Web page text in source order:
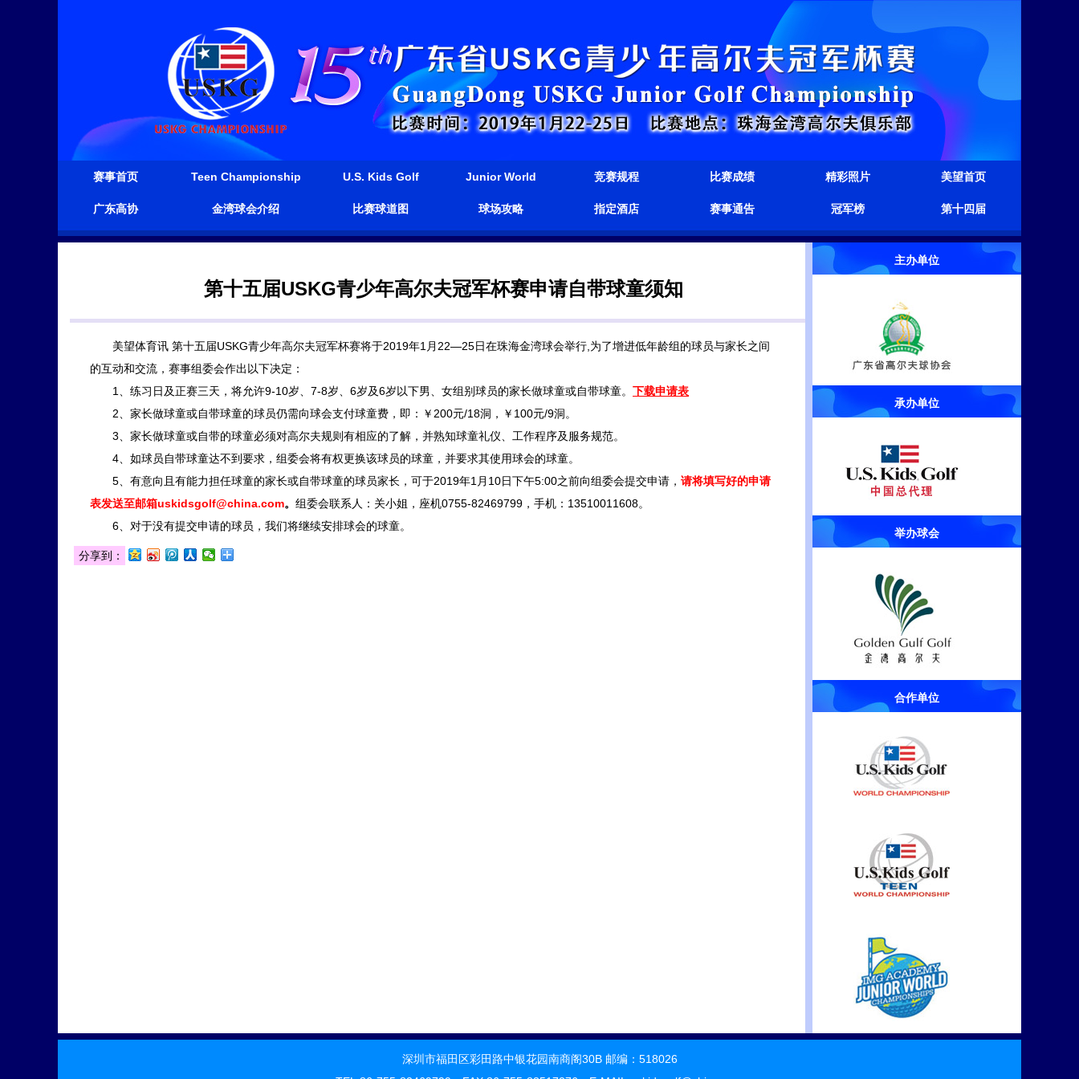
赛事首页 Teen Championship U.S. Kids Golf Junior World 竞赛规程 比赛成绩 精彩照片 美望首页
广东高协 金湾球会介绍 比赛球道图 球场攻略 指定酒店 赛事通告 冠军榜 第十四届
第十五届USKG青少年高尔夫冠军杯赛申请自带球童须知
美望体育讯 第十五届USKG青少年高尔夫冠军杯赛将于2019年1月22—25日在珠海金湾球会举行,为了增进低年龄组的球员与家长之间
的互动和交流，赛事组委会作出以下决定：
1、练习日及正赛三天，将允许9-10岁、7-8岁、6岁及6岁以下男、女组别球员的家长做球童或自带球童。 下载申请表
2、家长做球童或自带球童的球员仍需向球会支付球童费，即：￥200元/18洞，￥100元/9洞。
3、家长做球童或自带的球童必须对高尔夫规则有相应的了解，并熟知球童礼仪、工作程序及服务规范。
4、如球员自带球童达不到要求，组委会将有权更换该球员的球童，并要求其使用球会的球童。
5、有意向且有能力担任球童的家长或自带球童的球员家长，可于2019年1月10日下午5:00之前向组委会提交申请， 请将填写好的申请
表发送至邮箱uskidsgolf@china.com。 组委会联系人：关小姐，座机0755-82469799，手机：13510011608。
6、对于没有提交申请的球员，我们将继续安排球会的球童。
分享到：
主办单位
承办单位
举办球会
合作单位
深圳市福田区彩田路中银花园南商阁30B 邮编：518026